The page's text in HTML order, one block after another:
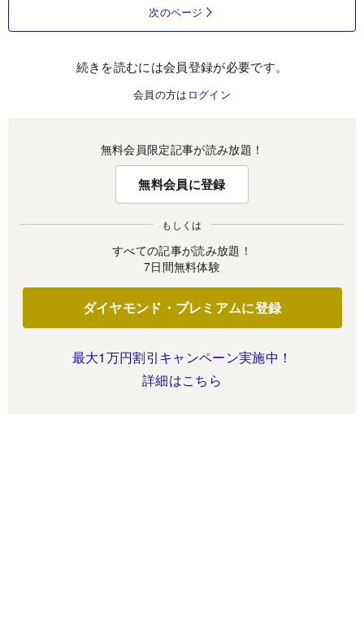
次のページ
続きを読むには会員登録が必要です。
会員の方は ログイン
無料会員限定記事が読み放題！
無料会員に登録
もしくは
すべての記事が読み放題！
7日間無料体験
ダイヤモンド・プレミアムに登録
最大1万円割引キャンペーン実施中！
詳細はこちら